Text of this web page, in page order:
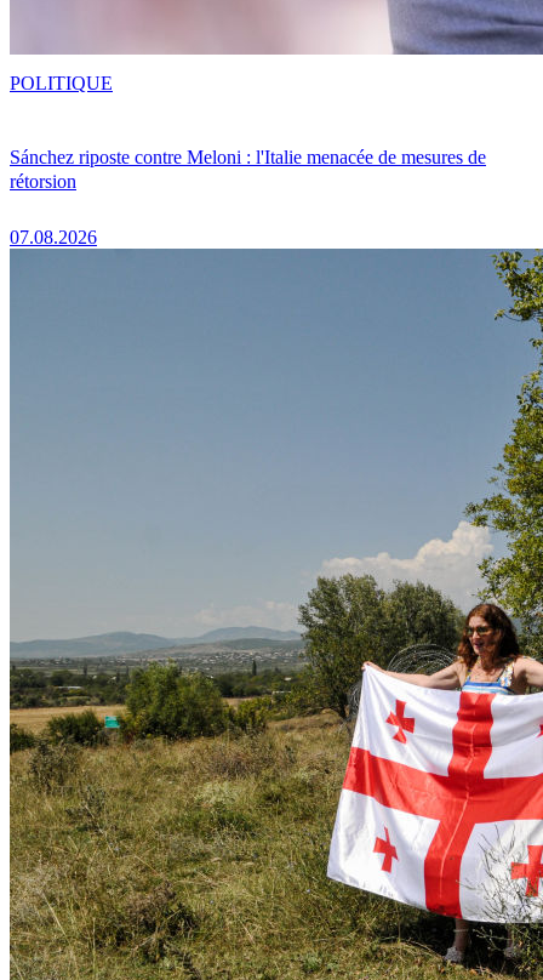
Sánchez riposte contre Meloni : l'Italie menacée de mesures de
rétorsion
07.08.2026
POLITIQUE